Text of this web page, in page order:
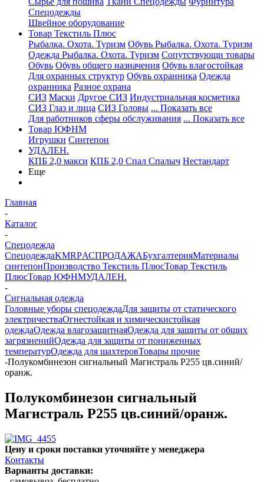
Спецодежды
Швейное оборудование
Товар Текстиль Плюс
Рыбалка. Охота. Туризм Обувь Рыбалка. Охота. Туризм
Одежда Рыбалка. Охота. Туризм Сопутствующи товары
Обувь Обувь общего назначения Обувь влагостойкая
Для охранных структур Обувь охранника Одежда
охранника Разное охрана
СИЗ Маски Другое СИЗ Индустриальная косметика
СИЗ Глаз и лица СИЗ Головы ... Показать все
Для работников сферы обслуживания ... Показать все
Товар ЮФНМ
Игрушки Синтепон
УДАЛЕН.
КПБ 2,0 макси КПБ 2,0 Спал Спалыч Нестандарт
Еще
Главная
-
Каталог
-
Спецодежда
СпецодеждаKMRPАСПРОДАЖАБухгалтерияМатериалы
синтепонПроизводство Текстиль ПлюсТовар Текстиль
ПлюсТовар ЮФНМУДАЛЕН.
-
Сигнальная одежда
Головные уборы спецодеждаДля защиты от статического
электричестваОгнестойкая и химическистойкая
одеждаОдежда влагозащитнаяОдежда для защиты от общих
загрязненийОдежда для защиты от пониженных
температурОдежда для шахтеровТовары прочие
-Полукомбинезон сигнальный Магистраль Р255 цв.синий/
оранж.
Полукомбинезон сигнальный
Магистраль Р255 цв.синий/оранж.
Цену и сроки поставки уточняйте у менеджера
Контакты
Варианты доставки: